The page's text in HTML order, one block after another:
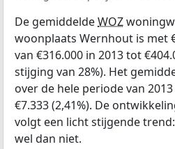
De gemiddeldeWOZ
woonplaats Wernhout is met
van €316.000 in 2013 tot
stijging van 28%). Het
over de hele periode van
€7.333 (2,41%). De
volgt een licht stijgende
wel dan niet.